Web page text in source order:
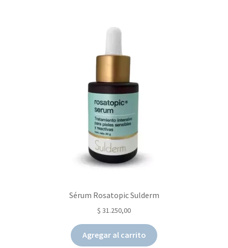
Sérum Rosatopic Sulderm
$ 31.250,00
Agregar al carrito